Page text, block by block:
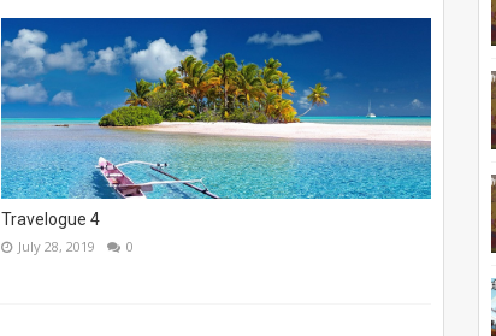
Travelogue 4
July 28, 2019 0